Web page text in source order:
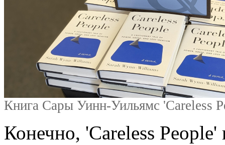
Книга Сары Уинн-Уильямс 'Careless
Конечно, 'Careless